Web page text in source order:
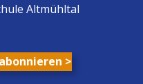
Altmühltal
>